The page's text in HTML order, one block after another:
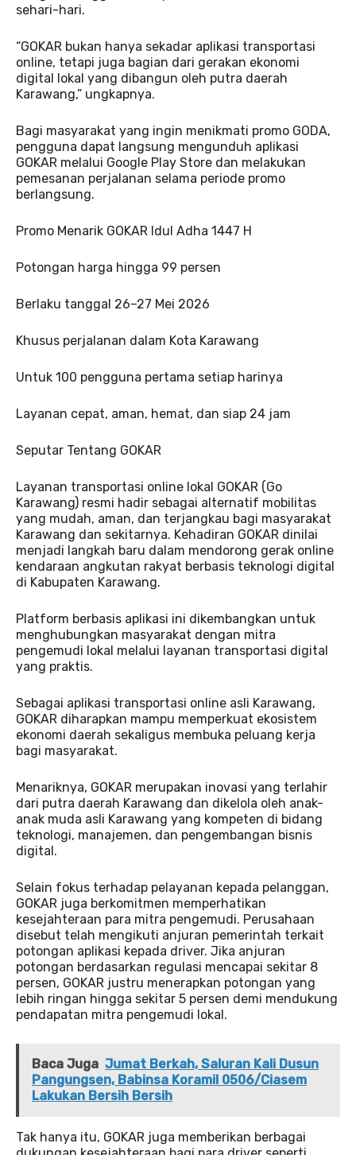
sehari-hari.
“GOKAR bukan hanya sekadar aplikasi transportasi
online, tetapi juga bagian dari gerakan ekonomi
digital lokal yang dibangun oleh putra daerah
Karawang,” ungkapnya.
Bagi masyarakat yang ingin menikmati promo GODA,
pengguna dapat langsung mengunduh aplikasi
GOKAR melalui Google Play Store dan melakukan
pemesanan perjalanan selama periode promo
berlangsung.
Promo Menarik GOKAR Idul Adha 1447 H
Potongan harga hingga 99 persen
Berlaku tanggal 26–27 Mei 2026
Khusus perjalanan dalam Kota Karawang
Untuk 100 pengguna pertama setiap harinya
Layanan cepat, aman, hemat, dan siap 24 jam
Seputar Tentang GOKAR
Layanan transportasi online lokal GOKAR (Go
Karawang) resmi hadir sebagai alternatif mobilitas
yang mudah, aman, dan terjangkau bagi masyarakat
Karawang dan sekitarnya. Kehadiran GOKAR dinilai
menjadi langkah baru dalam mendorong gerak online
kendaraan angkutan rakyat berbasis teknologi digital
di Kabupaten Karawang.
Platform berbasis aplikasi ini dikembangkan untuk
menghubungkan masyarakat dengan mitra
pengemudi lokal melalui layanan transportasi digital
yang praktis.
Sebagai aplikasi transportasi online asli Karawang,
GOKAR diharapkan mampu memperkuat ekosistem
ekonomi daerah sekaligus membuka peluang kerja
bagi masyarakat.
Menariknya, GOKAR merupakan inovasi yang terlahir
dari putra daerah Karawang dan dikelola oleh anak-
anak muda asli Karawang yang kompeten di bidang
teknologi, manajemen, dan pengembangan bisnis
digital.
Selain fokus terhadap pelayanan kepada pelanggan,
GOKAR juga berkomitmen memperhatikan
kesejahteraan para mitra pengemudi. Perusahaan
disebut telah mengikuti anjuran pemerintah terkait
potongan aplikasi kepada driver. Jika anjuran
potongan berdasarkan regulasi mencapai sekitar 8
persen, GOKAR justru menerapkan potongan yang
lebih ringan hingga sekitar 5 persen demi mendukung
pendapatan mitra pengemudi lokal.
Baca Juga Jumat Berkah, Saluran Kali Dusun
Pangungsen, Babinsa Koramil 0506/Ciasem
Lakukan Bersih Bersih
Tak hanya itu, GOKAR juga memberikan berbagai